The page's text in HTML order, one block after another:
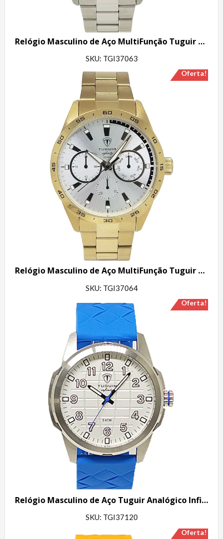
Relógio Masculino de Aço MultiFunção Tuguir Analógico Infinity TGI37063 Prata
SKU: TGI37063
Oferta!
Relógio Masculino de Aço MultiFunção Tuguir Analógico Infinity TGI37064 Dourado
SKU: TGI37064
Oferta!
Relógio Masculino de Aço Tuguir Analógico Infinity 23-2236 Prata e Azul
SKU: TGI37120
Oferta!